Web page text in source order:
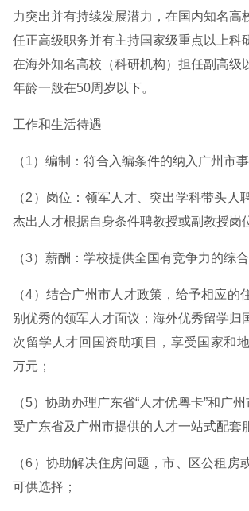
力突出并有持续发展潜力，在国内知名高
任正高级职务并有主持国家级重点以上科
在海外知名高校（科研机构）担任副高级
年龄一般在50周岁以下。
工作和生活待遇
（1）编制：符合入编条件的纳入广州市
（2）岗位：领军人才、突出学科带头人
杰出人才根据自身条件聘教授或副教授岗
（3）薪酬：学校提供全国有竞争力的综合
（4）结合广州市人才政策，给予相应的
别优秀的领军人才面议；海外优秀留学归
次留学人才回国资助项目，享受国家和
万元；
（5）协助办理广东省“人才优粤卡”和广
受广东省及广州市提供的人才一站式配套
（6）协助解决住房问题，市、区公租房
可供选择；